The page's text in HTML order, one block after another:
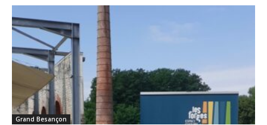
Grand Besançon